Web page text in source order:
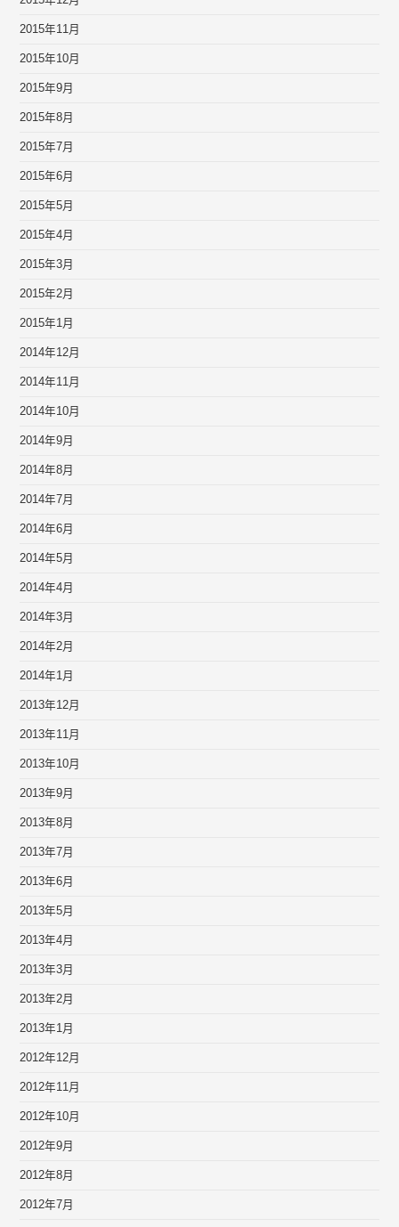
2015年11月
2015年10月
2015年9月
2015年8月
2015年7月
2015年6月
2015年5月
2015年4月
2015年3月
2015年2月
2015年1月
2014年12月
2014年11月
2014年10月
2014年9月
2014年8月
2014年7月
2014年6月
2014年5月
2014年4月
2014年3月
2014年2月
2014年1月
2013年12月
2013年11月
2013年10月
2013年9月
2013年8月
2013年7月
2013年6月
2013年5月
2013年4月
2013年3月
2013年2月
2013年1月
2012年12月
2012年11月
2012年10月
2012年9月
2012年8月
2012年7月